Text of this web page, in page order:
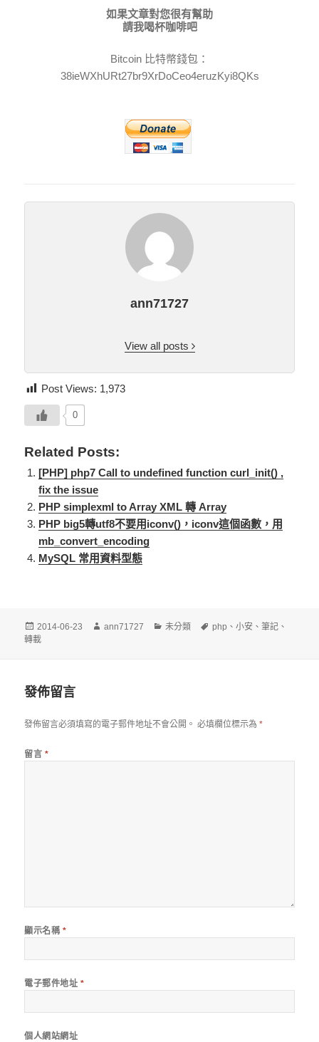
如果文章對您很有幫助
請我喝杯咖啡吧
Bitcoin 比特幣錢包：
38ieWXhURt27br9XrDoCeo4eruzKyi8QKs
ann71727
View all posts
Post Views: 1,973
0
Related Posts:
[PHP] php7 Call to undefined function curl_init() ,
fix the issue
PHP simplexml to Array XML 轉 Array
PHP big5轉utf8不要用iconv()，iconv這個函數，用
mb_convert_encoding
MySQL 常用資料型態
發
佈
2014-06-23
作
ann71727
分
未分類
標
php 、小安 、筆記 、
轉載
發佈留言
發佈留言必須填寫的電子郵件地址不會公開。 必填欄位標示為*
留言 *
顯示名稱 *
電子郵件地址 *
個人網站網址